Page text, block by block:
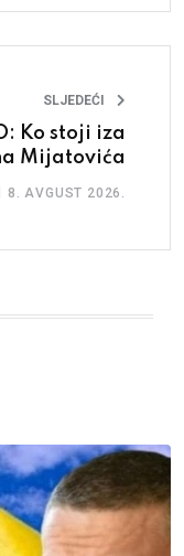
SLJEDEĆI
Ko stoji iza
Mijatovića
8. AVGUST 2026.